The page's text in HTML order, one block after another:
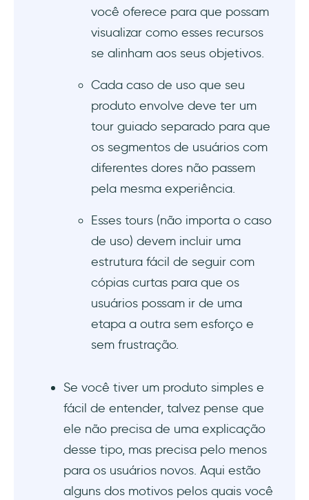
UserGuiding
WalkMe
O que considerar ao escolher seu software
Criação do tours guiados com opções de
personalização
Cobrindo os elementos da plataforma
Integração de outras ferramentas para
Conclusão
Perguntas Frequentes
Qual deve ser a duração de um tour guiado
pelo produto?
você oferece para que possam
visualizar como esses recursos
se alinham aos seus objetivos.
Cada caso de uso que seu
produto envolve deve ter um
tour guiado separado para que
os segmentos de usuários com
diferentes dores não passem
pela mesma experiência.
Esses tours (não importa o caso
de uso) devem incluir uma
estrutura fácil de seguir com
cópias curtas para que os
usuários possam ir de uma
etapa a outra sem esforço e
sem frustração.
Se você tiver um produto simples e
fácil de entender, talvez pense que
ele não precisa de uma explicação
desse tipo, mas precisa pelo menos
para os usuários novos. Aqui estão
alguns dos motivos pelos quais você